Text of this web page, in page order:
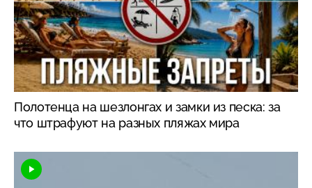
Полотенца на шезлонгах и замки из песка: за
что штрафуют на разных пляжах мира